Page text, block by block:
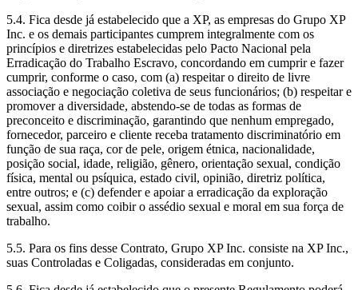
5.4. Fica desde já estabelecido que a XP, as empresas do Grupo XP
Inc. e os demais participantes cumprem integralmente com os
princípios e diretrizes estabelecidas pelo Pacto Nacional pela
Erradicação do Trabalho Escravo, concordando em cumprir e fazer
cumprir, conforme o caso, com (a) respeitar o direito de livre
associação e negociação coletiva de seus funcionários; (b) respeitar e
promover a diversidade, abstendo-se de todas as formas de
preconceito e discriminação, garantindo que nenhum empregado,
fornecedor, parceiro e cliente receba tratamento discriminatório em
função de sua raça, cor de pele, origem étnica, nacionalidade,
posição social, idade, religião, gênero, orientação sexual, condição
física, mental ou psíquica, estado civil, opinião, diretriz política,
entre outros; e (c) defender e apoiar a erradicação da exploração
sexual, assim como coibir o assédio sexual e moral em sua força de
trabalho.
5.5. Para os fins desse Contrato, Grupo XP Inc. consiste na XP Inc.,
suas Controladas e Coligadas, consideradas em conjunto.